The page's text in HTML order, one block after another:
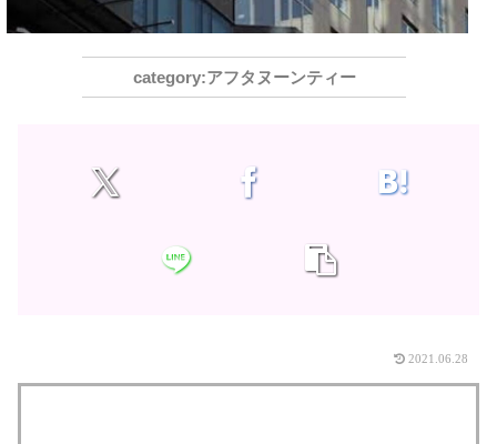
アフタヌーンティー
2021.06.28